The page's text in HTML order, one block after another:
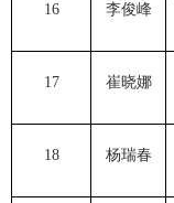
16 李俊峰
17 崔晓娜
18 杨瑞春